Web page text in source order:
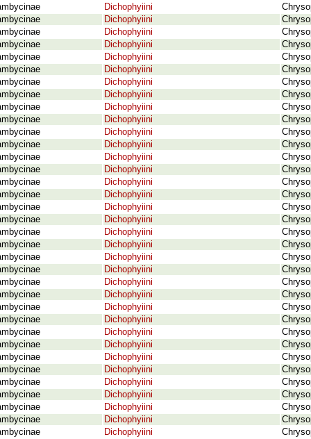
Dichophyiini
Dichophyiini
Dichophyiini
Dichophyiini
Dichophyiini
Dichophyiini
Dichophyiini
Dichophyiini
Dichophyiini
Dichophyiini
Dichophyiini
Dichophyiini
Dichophyiini
Dichophyiini
Dichophyiini
Dichophyiini
Dichophyiini
Dichophyiini
Dichophyiini
Dichophyiini
Dichophyiini
Dichophyiini
Dichophyiini
Dichophyiini
Dichophyiini
Dichophyiini
Dichophyiini
Dichophyiini
Dichophyiini
Dichophyiini
Dichophyiini
Dichophyiini
Dichophyiini
Dichophyiini
Dichophyiini